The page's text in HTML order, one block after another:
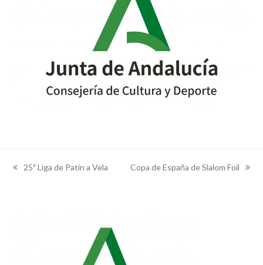
previous
25ª Liga de Patín a Vela
next
Copa de España de Slalom Foil